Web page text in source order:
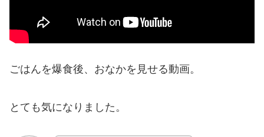
ごはんを爆食後、おなかを見せる動画。
とても気になりました。